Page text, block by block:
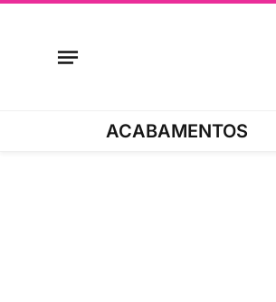
ACABAMENTOS